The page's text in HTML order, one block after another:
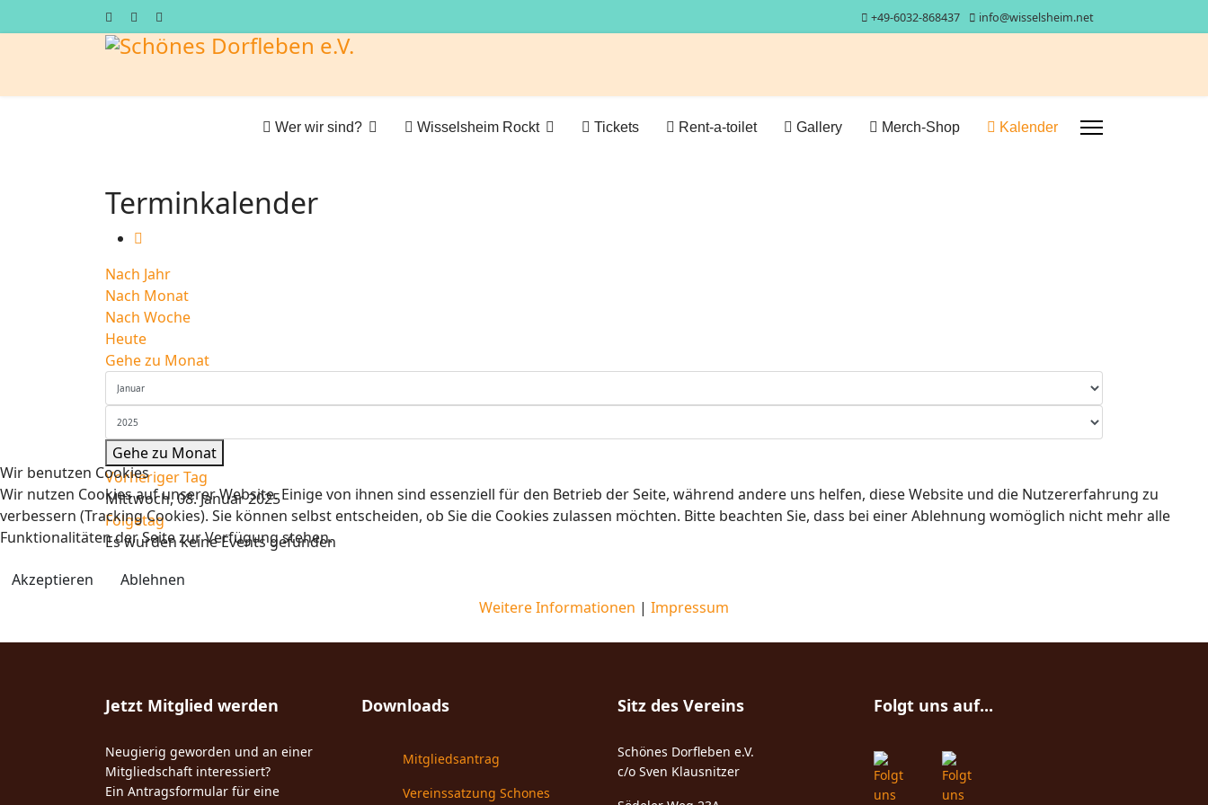
+49-6032-868437 info@wisselsheim.net
Wer wir sind? Wisselsheim Rockt Tickets Rent-a-toilet Gallery Merch-Shop Kalender
Terminkalender
Nach Jahr
Nach Monat
Nach Woche
Heute
Gehe zu Monat
Gehe zu Monat
Vorheriger Tag
Mittwoch, 08. Januar 2025
Folgetag
Es wurden keine Events gefunden
Jetzt Mitglied werden
Neugierig geworden und an einer
Mitgliedschaft interessiert?
Ein Antragsformular für eine
Downloads
Mitgliedsantrag
Vereinssatzung Schones
Sitz des Vereins
Schönes Dorfleben e.V.
c/o Sven Klausnitzer
Folgt uns auf...
Wir benutzen Cookies
Wir nutzen Cookies auf unserer Website. Einige von ihnen sind essenziell für den Betrieb der Seite, während andere uns helfen, diese Website und die Nutzererfahrung zu
verbessern (Tracking Cookies). Sie können selbst entscheiden, ob Sie die Cookies zulassen möchten. Bitte beachten Sie, dass bei einer Ablehnung womöglich nicht mehr alle
Funktionalitäten der Seite zur Verfügung stehen.
Akzeptieren
Ablehnen
Weitere Informationen | Impressum